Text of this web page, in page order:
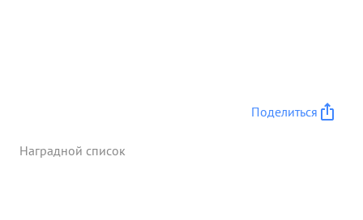
Поделиться
Наградной список